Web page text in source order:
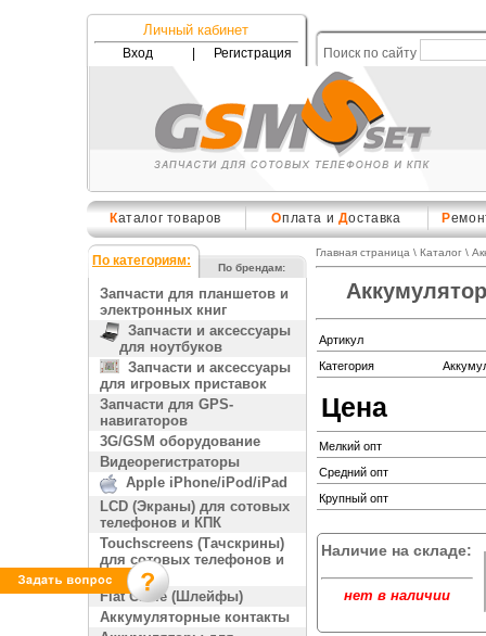
Личный кабинет
Вход Регистрация Поиск по сайту
Каталог товаров Оплата и Доставка Р
По категориям: По брендам:
Запчасти для планшетов и
электронных книг
Запчасти и аксессуары
для ноутбуков
Запчасти и аксессуары
для игровых приставок
Запчасти для GPS-
навигаторов
3G/GSM оборудование
Видеорегистраторы
Apple iPhone/iPod/iPad
LCD (Экраны) для сотовых
телефонов и КПК
Touchscreens (Тачскрины)
для сотовых телефонов и
КПК
Flat Cable (Шлейфы)
Аккумуляторные контакты
Главная страница \ Каталог\
Артикул
Категория
Цена
Мелкий опт
Средний опт
Крупный опт
Наличие на складе:
нет в наличии